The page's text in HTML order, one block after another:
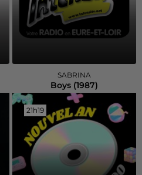
SABRINA
Boys (1987)
21h19
21h19